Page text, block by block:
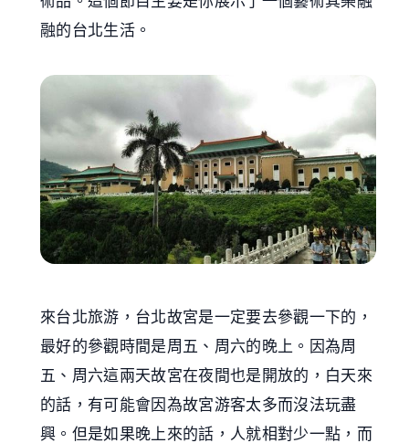
融的台北生活。
來台北旅游，台北故宮是一定要去參觀一下的，
最好的參觀時間是周五、周六的晚上。因為周
五、周六這兩天故宮在夜間也是開放的，白天來
的話，有可能會因為故宮游客太多而沒法玩盡
興。但是如果晚上來的話，人就相對少一點，而